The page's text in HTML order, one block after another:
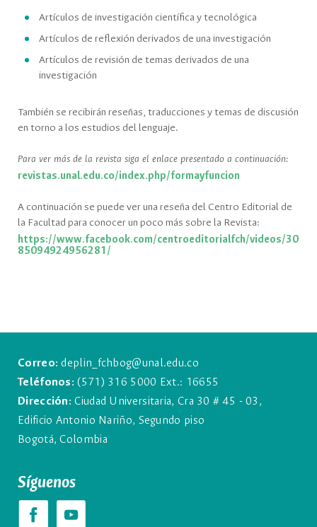
Artículos de investigación científica y tecnológica
Artículos de reflexión derivados de una investigación
Artículos de revisión de temas derivados de una
investigación
También se recibirán reseñas, traducciones y temas de discusión
en torno a los estudios del lenguaje.
Para ver más de la revista siga el enlace presentado a continuación:
revistas.unal.edu.co/index.php/formayfuncion
A continuación se puede ver una reseña del Centro Editorial de
la Facultad para conocer un poco más sobre la Revista:
https://www.facebook.com/centroeditorialfch/videos/30
85094924956281/
Correo:deplin_fchbog@unal.edu.co
Teléfonos:(571) 316 5000 Ext.: 16655
Dirección:Ciudad Universitaria, Cra 30 # 45 - 03,
Edificio Antonio Nariño, Segundo piso
Bogotá, Colombia
Síguenos